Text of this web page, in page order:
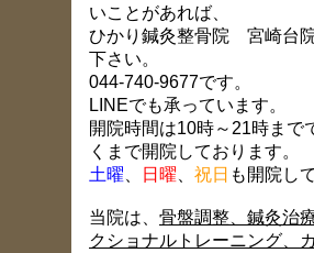
いことがあれば、
ひかり鍼灸整骨院 宮崎台
下さい。
044-740-9677です。
LINEでも承っています。
開院時間は10時～21時まで
くまで開院しております。
土曜
日曜 祝日 も開院し
当院は、 骨盤調整、鍼灸治
クショナルトレーニング、